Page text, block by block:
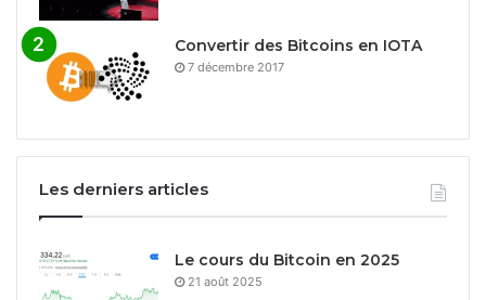
Convertir des Bitcoins en IOTA
7 décembre 2017
Les derniers articles
Le cours du Bitcoin en 2025
21 août 2025